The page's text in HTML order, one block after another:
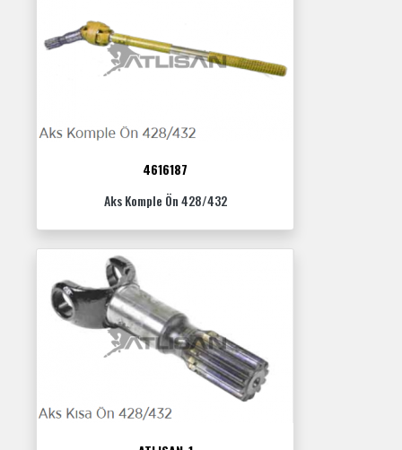
4616187
Aks Komple Ön 428/432